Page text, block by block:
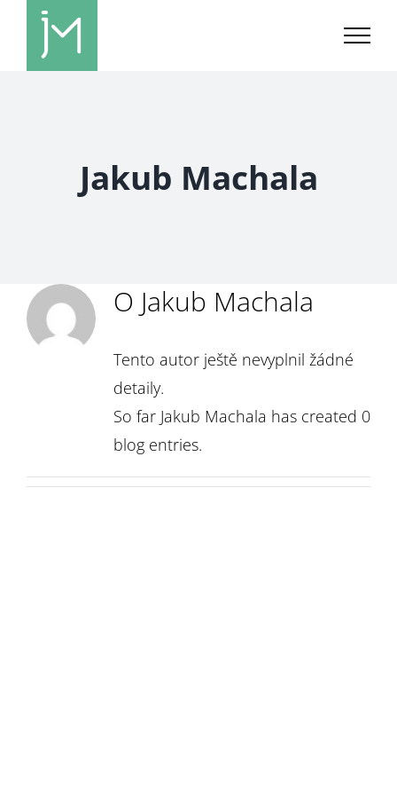
Přeskočit
obsah
Jakub Machala
O Jakub Machala
Tento autor ještě nevyplnil žádné
detaily.
So far Jakub Machala has created 0
blog entries.